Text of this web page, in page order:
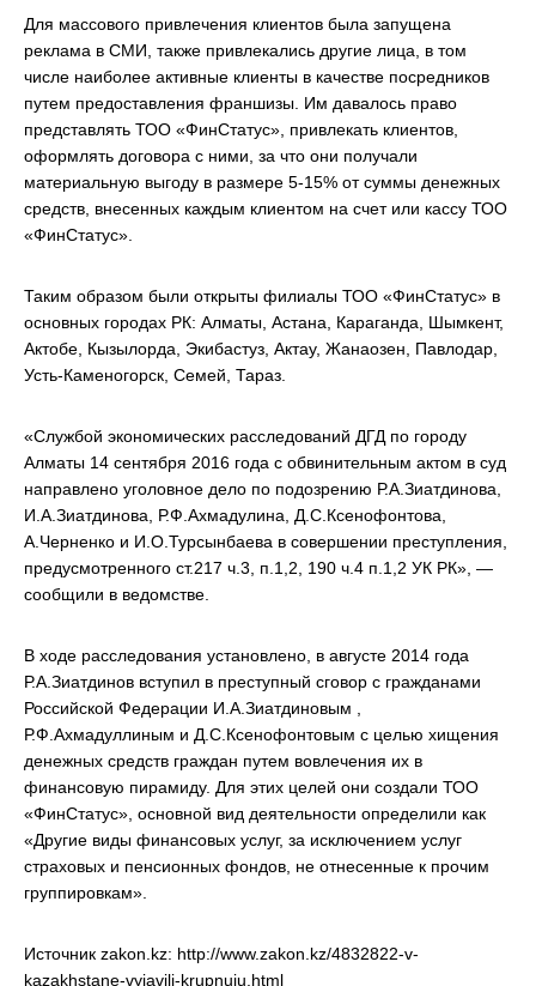
Для массового привлечения клиентов была запущена
реклама в СМИ, также привлекались другие лица, в том
числе наиболее активные клиенты в качестве посредников
путем предоставления франшизы. Им давалось право
представлять ТОО «ФинСтатус», привлекать клиентов,
оформлять договора с ними, за что они получали
материальную выгоду в размере 5-15% от суммы денежных
средств, внесенных каждым клиентом на счет или кассу ТОО
«ФинСтатус».
Таким образом были открыты филиалы ТОО «ФинСтатус» в
основных городах РК: Алматы, Астана, Караганда, Шымкент,
Актобе, Кызылорда, Экибастуз, Актау, Жанаозен, Павлодар,
Усть-Каменогорск, Семей, Тараз.
«Службой экономических расследований ДГД по городу
Алматы 14 сентября 2016 года с обвинительным актом в суд
направлено уголовное дело по подозрению Р.А.Зиатдинова,
И.А.Зиатдинова, Р.Ф.Ахмадулина, Д.С.Ксенофонтова,
А.Черненко и И.О.Турсынбаева в совершении преступления,
предусмотренного ст.217 ч.3, п.1,2, 190 ч.4 п.1,2 УК РК», —
сообщили в ведомстве.
В ходе расследования установлено, в августе 2014 года
Р.А.Зиатдинов вступил в преступный сговор с гражданами
Российской Федерации И.А.Зиатдиновым ,
Р.Ф.Ахмадуллиным и Д.С.Ксенофонтовым с целью хищения
денежных средств граждан путем вовлечения их в
финансовую пирамиду. Для этих целей они создали ТОО
«ФинСтатус», основной вид деятельности определили как
«Другие виды финансовых услуг, за исключением услуг
страховых и пенсионных фондов, не отнесенные к прочим
группировкам».
Источник zakon.kz: http://www.zakon.kz/4832822-v-
kazakhstane-vyjavili-krupnuju.html